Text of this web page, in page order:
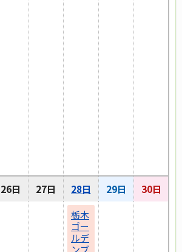
26日 27日 28日 29日 30日
栃木
ゴー
ルデ
ンブ